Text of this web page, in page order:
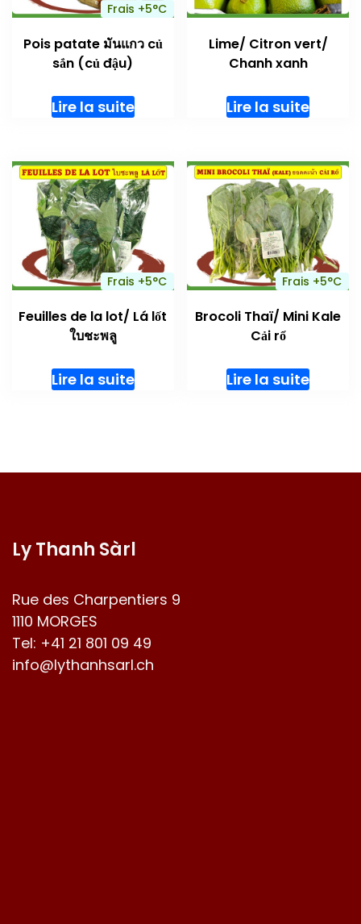
Frais +5°C
Pois patate มันแกว củ
sắn (củ đậu)
Lire la suite
Lime/ Citron vert/
Chanh xanh
Lire la suite
Frais +5°C
Feuilles de la lot/ Lá lốt
ใบชะพลู
Lire la suite
Frais +5°C
Brocoli Thaï/ Mini Kale
Cải rổ
Lire la suite
Ly Thanh Sàrl
Rue des Charpentiers 9
1110 MORGES
Tel: +41 21 801 09 49
info@lythanhsarl.ch